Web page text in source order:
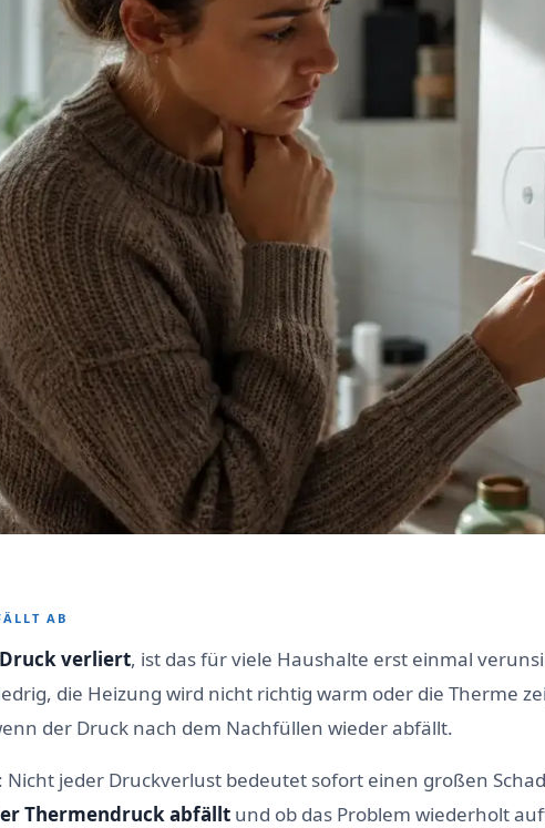
AB
verliert, ist das für viele Haushalte erst einmal
die Heizung wird nicht richtig warm oder die Therme
der Druck nach dem Nachfüllen wieder abfällt.
Nicht jeder Druckverlust bedeutet sofort einen großen
Thermendruck abfällt und ob das Problem wiederholt